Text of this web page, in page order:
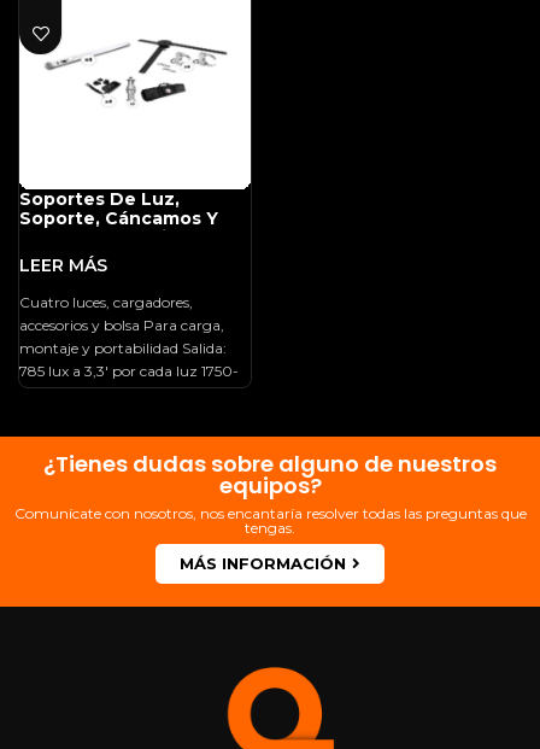
Soportes De Luz,
Soporte, Cáncamos Y
Metal Para Múltiples
Opciones De Montaje
Salida: 785 Lux A 3,3′
(4000K) 1750-20.000
Millones De CCT; Modo
RGB Control Integrado,
DMX, CRMX Y De
Aplicaciones CRI 96 |
TLCI 96 Efectos
Incorporada; Hasta 20
Horas De Autonomía
PowerBox Opcionales
Resistente Al Agua Y Al
Cuatro luces, cargadores,
accesorios y bolsa Para carga,
montaje y portabilidad Salida:
785 lux a 3,3′ por cada luz 1750-
20.000
¿Tienes dudas sobre alguno de nuestros
equipos?
Comunícate con nosotros, nos encantaría resolver todas las preguntas que
tengas.
MÁS INFORMACIÓN